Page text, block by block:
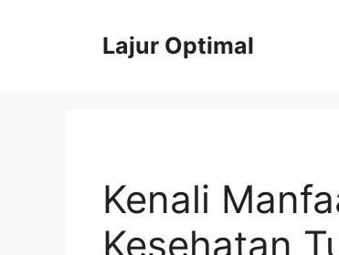
Lajur Optimal
Kenali
Kesehatan